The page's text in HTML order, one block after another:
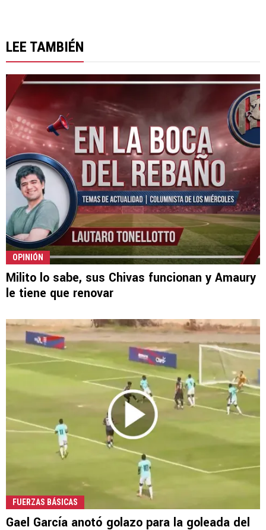
LEE TAMBIÉN
OPINIÓN
Milito lo sabe, sus Chivas funcionan y Amaury
le tiene que renovar
FUERZAS BÁSICAS
Gael García anotó golazo para la goleada del